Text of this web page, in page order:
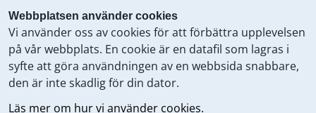
Webbplatsen använder cookies
Vi använder oss av cookies för att förbättra upplevelsen
på vår webbplats. En cookie är en datafil som lagras i
syfte att göra användningen av en webbsida snabbare,
den är inte skadlig för din dator.
Läs mer om hur vi använder cookies.